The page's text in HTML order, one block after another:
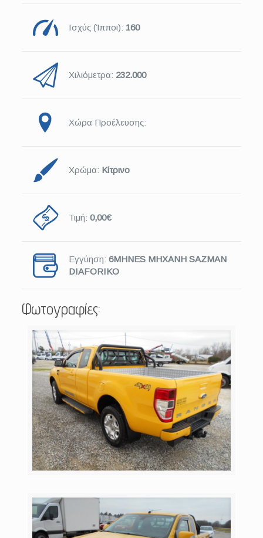
Ισχύς (Ίπποι): 160
Χιλιόμετρα: 232.000
Χώρα Προέλευσης:
Χρώμα: Κίτρινο
Τιμή:0,00€
Εγγύηση:6MHNES MHXANH SAZMAN
DIAFORIKO
Φωτογραφίες: